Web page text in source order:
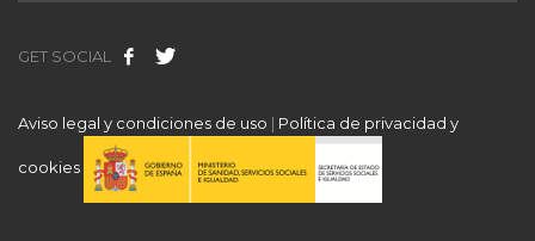
GET SOCIAL
Aviso legal y condiciones de uso | Política de privacidad y
cookies